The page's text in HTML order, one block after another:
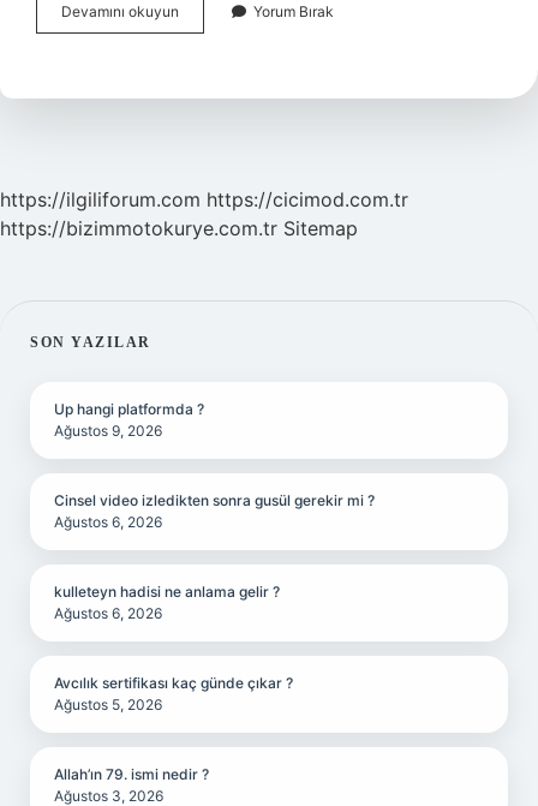
Devamını okuyun Başbakanın
Diğer
Yorum Bırak
https://ilgiliforum.com https://cicimod.com.tr
https://bizimmotokurye.com.tr Sitemap
SIDEBAR
SON YAZILAR
Up hangi platformda ?
Ağustos 9, 2026
Cinsel video izledikten sonra gusül gerekir mi ?
Ağustos 6, 2026
kulleteyn hadisi ne anlama gelir ?
Ağustos 6, 2026
Avcılık sertifikası kaç günde çıkar ?
Ağustos 5, 2026
Allah’ın 79. ismi nedir ?
Ağustos 3, 2026